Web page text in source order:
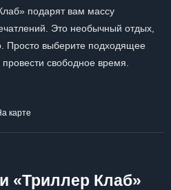
подарят вам массу
Это необычный отдых,
Просто выберите подходящее
свободное время.
карте
«Триллер Клаб»